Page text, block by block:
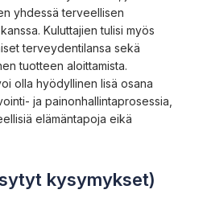
yhdessä terveellisen
Kuluttajien tulisi myös
terveydentilansa sekä
tuotteen aloittamista.
olla hyödyllinen lisä osana
ja painonhallintaprosessia,
elämäntapoja eikä
kysymykset)